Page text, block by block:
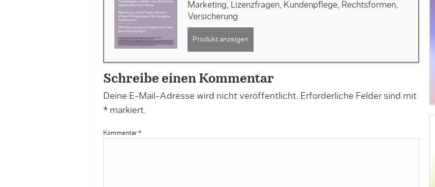
Marketing, Lizenzfragen, Kundenpflege, Rechtsformen,
Versicherung
Produkt anzeigen
Schreibe einen Kommentar
Deine E-Mail-Adresse wird nicht veröffentlicht. Erforderliche Felder sind mit
*markiert.
Kommentar *